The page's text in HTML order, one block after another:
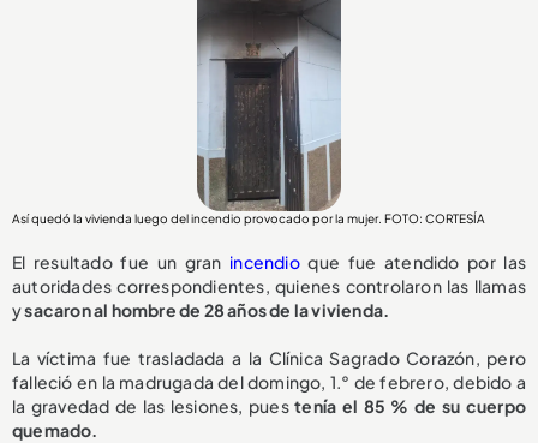
Así quedó la vivienda luego del incendio provocado por la mujer. FOTO: CORTESÍA
El resultado fue un gran incendioque fue atendido por las
autoridades correspondientes, quienes controlaron las llamas
ysacaron al hombre de 28 años de la vivienda.
La víctima fue trasladada a la Clínica Sagrado Corazón, pero
falleció en la madrugada del domingo, 1.° de febrero, debido a
la gravedad de las lesiones, puestenía el 85 % de su cuerpo
quemado.